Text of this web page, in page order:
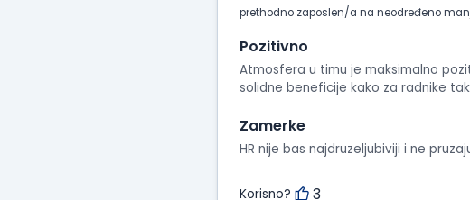
prethodno zaposlen/a na neodređeno
Pozitivno
Atmosfera u timu je maksimalno
solidne beneficije kako za radnike
Zamerke
HR nije bas najdruzeljubiviji i ne
Korisno? 3